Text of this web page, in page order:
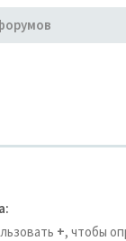
+, чтобы